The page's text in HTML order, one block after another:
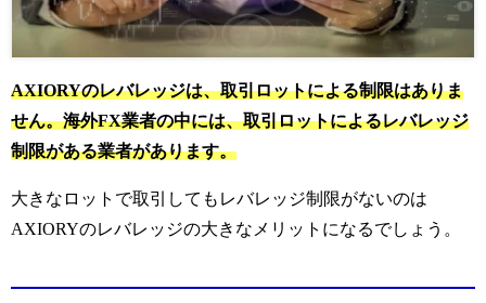
AXIORYのレバレッジは、取引ロットによる制限はありま
せん。海外FX業者の中には、取引ロットによるレバレッジ
制限がある業者があります。
大きなロットで取引してもレバレッジ制限がないのは
AXIORYのレバレッジの大きなメリットになるでしょう。